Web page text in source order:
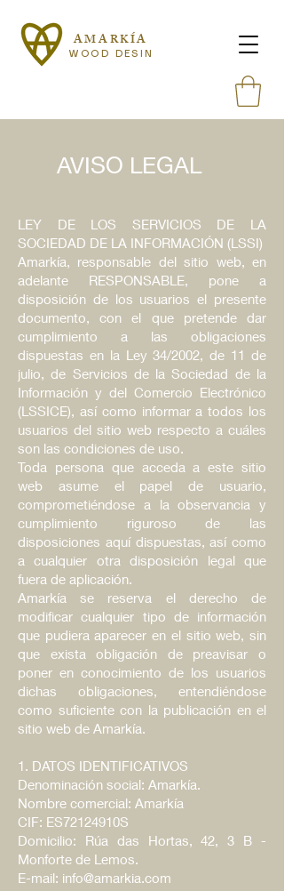
AMARKÍA
WOOD DESIN
AVISO LEGAL
LEY DE LOS SERVICIOS DE LA
SOCIEDAD DE LA INFORMACIÓN (LSSI)
Amarkía, responsable del sitio web, en
adelante RESPONSABLE, pone a
disposición de los usuarios el presente
documento, con el que pretende dar
cumplimiento a las obligaciones
dispuestas en la Ley 34/2002, de 11 de
julio, de Servicios de la Sociedad de la
Información y del Comercio Electrónico
(LSSICE), así como informar a todos los
usuarios del sitio web respecto a cuáles
son las condiciones de uso.
Toda persona que acceda a este sitio
web asume el papel de usuario,
comprometiéndose a la observancia y
cumplimiento riguroso de las
disposiciones aquí dispuestas, así como
a cualquier otra disposición legal que
fuera de aplicación.
Amarkía se reserva el derecho de
modificar cualquier tipo de información
que pudiera aparecer en el sitio web, sin
que exista obligación de preavisar o
poner en conocimiento de los usuarios
dichas obligaciones, entendiéndose
como suficiente con la publicación en el
sitio web de Amarkía.
1. DATOS IDENTIFICATIVOS
Denominación social: Amarkía.
Nombre comercial: Amarkía
CIF: ES72124910S
Domicilio: Rúa das Hortas, 42, 3 B -
Monforte de Lemos.
E-mail: info@amarkia.com